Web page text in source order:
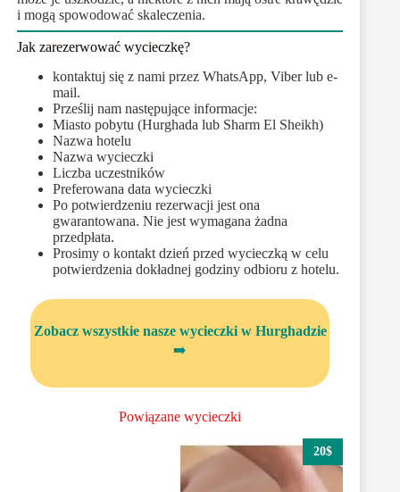
i mogą spowodować skaleczenia.
Jak zarezerwować wycieczkę?
kontaktuj się z nami przez WhatsApp, Viber lub e-
mail.
Prześlij nam następujące informacje:
Miasto pobytu (Hurghada lub Sharm El Sheikh)
Nazwa hotelu
Nazwa wycieczki
Liczba uczestników
Preferowana data wycieczki
Po potwierdzeniu rezerwacji jest ona
gwarantowana. Nie jest wymagana żadna
przedpłata.
Prosimy o kontakt dzień przed wycieczką w celu
potwierdzenia dokładnej godziny odbioru z hotelu.
Zobacz wszystkie nasze wycieczki w Hurghadzie
➡️
Powiązane wycieczki
20$